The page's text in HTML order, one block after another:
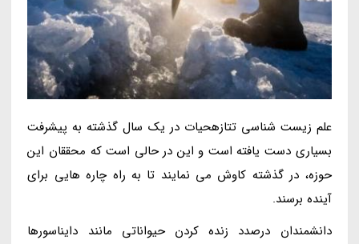
علم زیست شناسی تتازهحیات در یک سال گذشته به پیشرفت
بسیاری دست یافته است و این در حالی است که محققان این
حوزه، در گذشته کاوش می نمایند تا به راه چاره هایی برای
آینده برسند.
دانشمندان درصدد زنده کردن حیواناتی مانند دایناسورها